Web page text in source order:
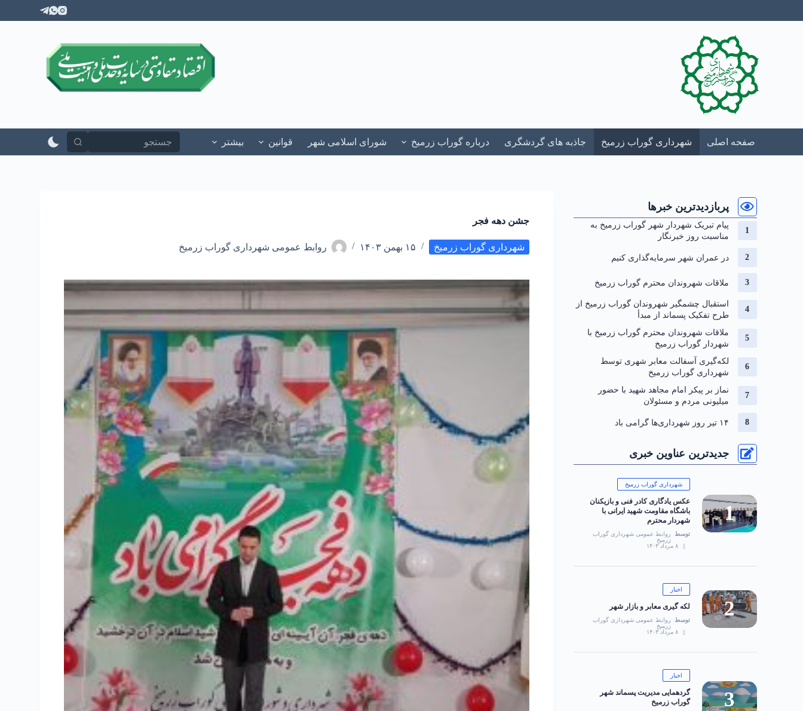
ر
صفحه اصلی شهرداری گوراب زرمیخ جاذبه های گردشگری درباره گوراب زرمیخ شورای اسلامی شهر قوانین بیشتر
جشن دهه فجر
شهرداری گوراب زرمیخ ۱۵ بهمن ۱۴۰۳ روابط عمومی شهرداری گوراب زرمیخ
پربازدیدترین خبرها
پیام تبریک شهردار شهر گوراب زرمیخ به
مناسبت روز خبرنگار
در عمران شهر سرمایه‌گذاری کنیم
ملاقات شهروندان محترم گوراب زرمیخ
استقبال چشمگیر شهروندان گوراب زرمیخ از
طرح تفکیک پسماند از مبدأ
ملاقات شهروندان محترم گوراب زرمیخ با
شهردار گوراب زرمیخ
لکه‌گیری آسفالت معابر شهری توسط
شهرداری گوراب زرمیخ
نماز بر پیکر امام مجاهد شهید با حضور
میلیونی مردم و مسئولان
۱۴ تیر روز شهرداری‌ها گرامی باد
جدیدترین عناوین خبری
شهرداری گوراب زرمیخ
عکس یادگاری کادر فنی و بازیکنان
باشگاه مقاومت شهید ایرانی با
شهردار محترم
توسط
روابط عمومی شهرداری گوراب
زرمیخ
۸ مرداد ۱۴۰۳
اخبار
لکه گیری معابر و بازار شهر
توسط
روابط عمومی شهرداری گوراب
زرمیخ
۸ مرداد ۱۴۰۳
اخبار
گردهمایی مدیریت پسماند شهر
گوراب زرمیخ